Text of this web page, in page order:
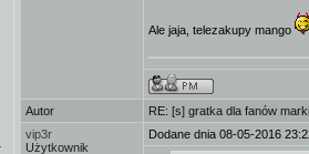
Ale jaja, telezakupy mango
Autor
RE: [s] gratka dla fanów marki
vip3r
Użytkownik
Dodane dnia 08-05-2016